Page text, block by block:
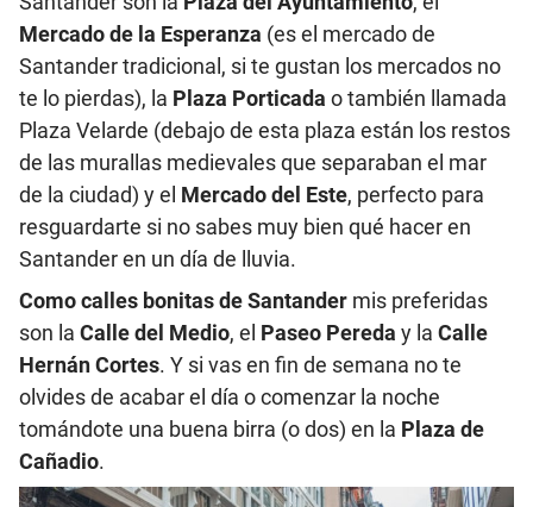
Mercado de la Esperanza (es el mercado de
Santander tradicional, si te gustan los mercados no
te lo pierdas), la Plaza Porticada o también llamada
Plaza Velarde (debajo de esta plaza están los restos
de las murallas medievales que separaban el mar
de la ciudad) y el Mercado del Este, perfecto para
resguardarte si no sabes muy bien qué hacer en
Santander en un día de lluvia.
Como calles bonitas de Santander mis preferidas
son la Calle del Medio, el Paseo Pereda y la Calle
Hernán Cortes. Y si vas en fin de semana no te
olvides de acabar el día o comenzar la noche
tomándote una buena birra (o dos) en la Plaza de
Cañadio.